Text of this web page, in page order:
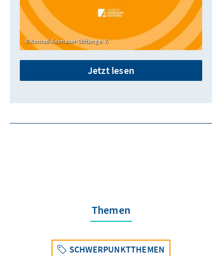
Konrad-Adenauer-Stiftung e. V.
Jetzt lesen
Themen
SCHWERPUNKTTHEMEN